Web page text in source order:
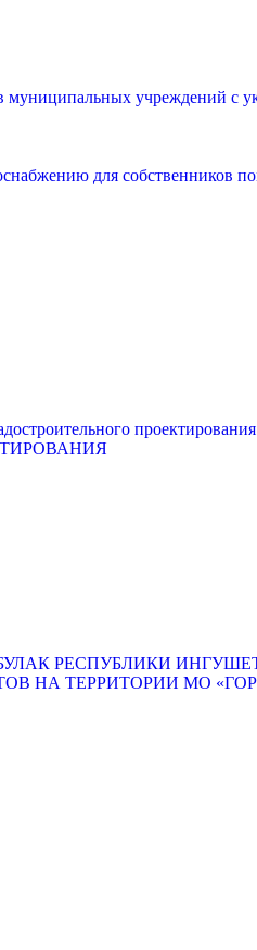
учреждений с
для собственников
РЕСПУБЛИКИ
НА ТЕРРИТОРИИ МО